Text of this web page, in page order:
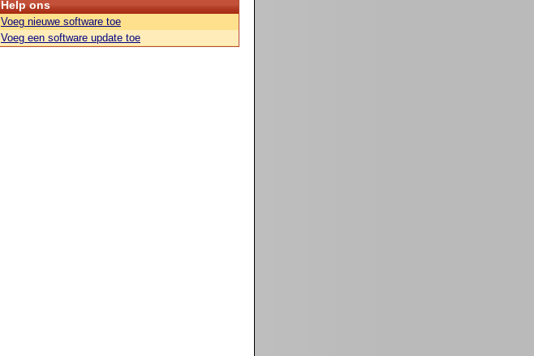
Help ons
Voeg nieuwe software toe
Voeg een software update toe